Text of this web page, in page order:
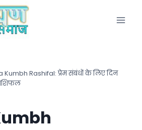
Kumbh Rashifal: प्रेम संबंधों के लिए दिन